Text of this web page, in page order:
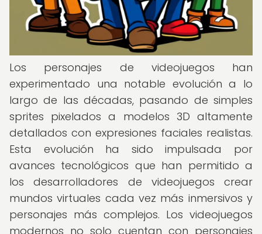
Los personajes de videojuegos han
experimentado una notable evolución a lo
largo de las décadas, pasando de simples
sprites pixelados a modelos 3D altamente
detallados con expresiones faciales realistas.
Esta evolución ha sido impulsada por
avances tecnológicos que han permitido a
los desarrolladores de videojuegos crear
mundos virtuales cada vez más inmersivos y
personajes más complejos. Los videojuegos
modernos no solo cuentan con personajes